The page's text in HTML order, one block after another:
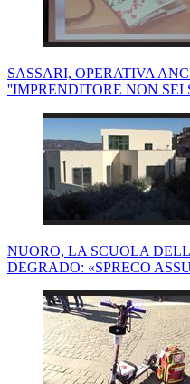
SASSARI, OPERATIVA
''IMPRENDITORE NON SEI
NUORO, LA SCUOLA
DEGRADO: «SPRECO